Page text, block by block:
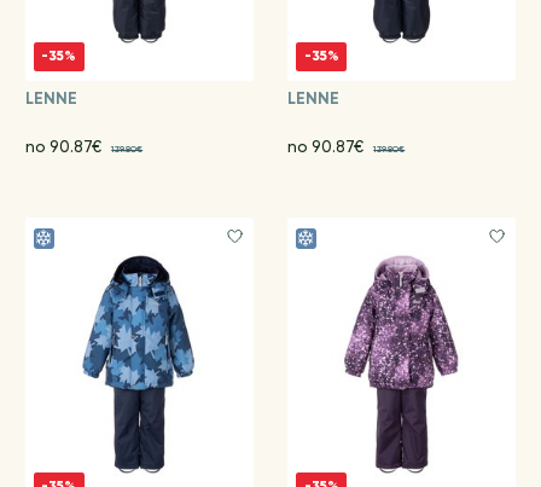
-35%
LENNE
no 90.87€ 139.80€
-35%
LENNE
no 90.87€ 139.80€